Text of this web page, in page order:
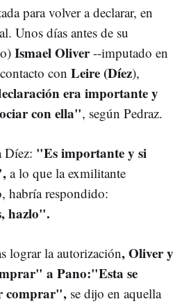
para volver a declarar, en
Unos días antes de su
Ismael Oliver--imputado en
con Leire (Díez),
era importante y
con ella", según Pedraz.
Díez: "Es importante y si
a lo que la exmilitante
habría respondido:
hazlo".
lograr la autorización, Oliver y
a Pano:"Esta se
comprar", se dijo en aquella